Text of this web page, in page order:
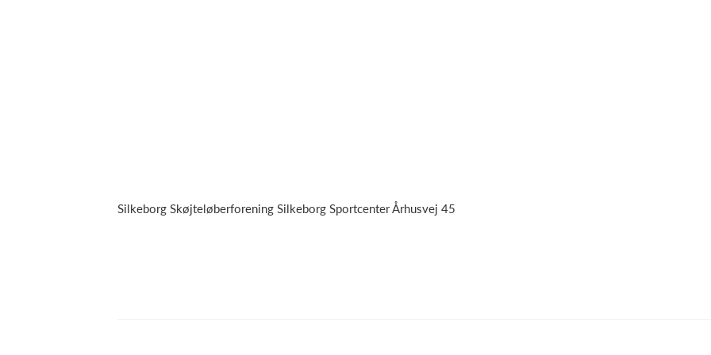
Silkeborg Skøjteløberforening Silkeborg Sportcenter Århusvej 45